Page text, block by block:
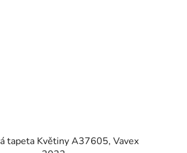
tapeta Květiny A37605, Vavex